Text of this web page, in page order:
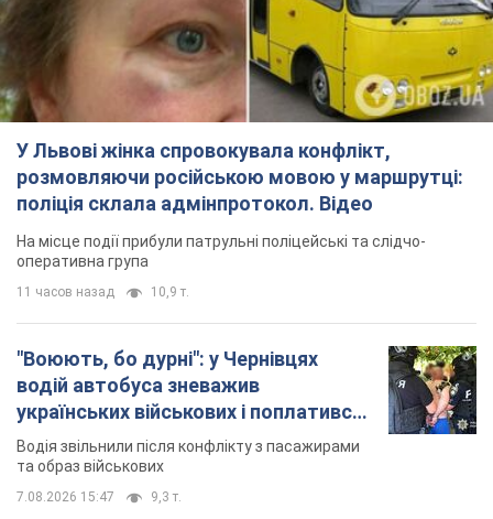
На місце події прибули патрульні поліцейські та слідчо-
оперативна група
10,9 т.
"Воюють, бо дурні": у Чернівцях
водій автобуса зневажив
українських військових і поплатився.
Відео
та образ військових
"Не слідкує за сексуальністю": у
Києві консультант салону краси
образив жінку після хімієтерапії,
розгорівся скандал. Фото
зовнішності жінки, сказавши, що вона носить
"чоловічу стрижку"
8 часов назад 16,9 т.